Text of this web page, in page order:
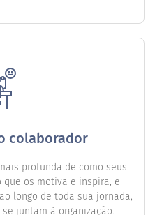
colaborador
profunda de como seus
que os motiva e inspira, e
longo de toda sua jornada,
juntam à organização.